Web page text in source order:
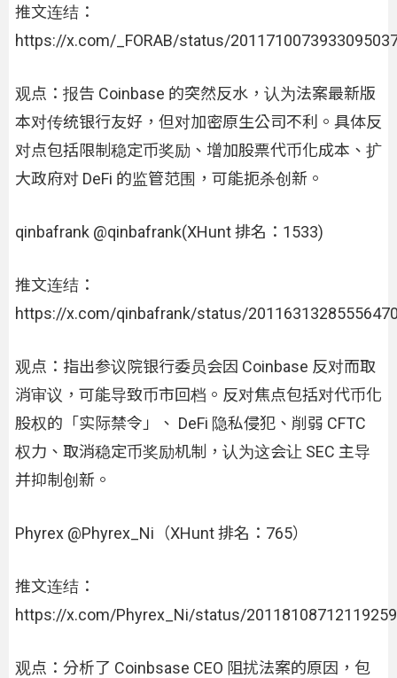
推文连结：
https://x.com/_FORAB/status/
观点：报告 Coinbase 的突然反水，认为法案最新版
本对传统银行友好，但对加密原生公司不利。具体反
对点包括限制稳定币奖励、增加股票代币化成本、扩
大政府对 DeFi 的监管范围，可能扼杀创新。
qinbafrank @qinbafrank(XHunt 排名：1533)
推文连结：
https://x.com/qinbafrank/status/
观点：指出参议院银行委员会因 Coinbase 反对而取
消审议，可能导致币市回档。反对焦点包括对代币化
股权的「实际禁令」、 DeFi 隐私侵犯、削弱 CFTC
权力、取消稳定币奖励机制，认为这会让 SEC 主导
并抑制创新。
Phyrex @Phyrex_Ni（XHunt 排名：765）
推文连结：
https://x.com/Phyrex_Ni/status/
观点：分析了 Coinbsase CEO 阻扰法案的原因，包